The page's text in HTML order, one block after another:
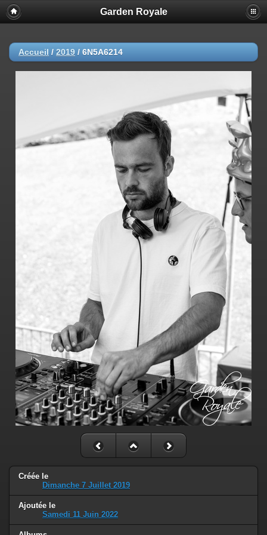
Garden Royale
Accueil / 2019 / 6N5A6214
Créée le
Dimanche 7 Juillet 2019
Ajoutée le
Samedi 11 Juin 2022